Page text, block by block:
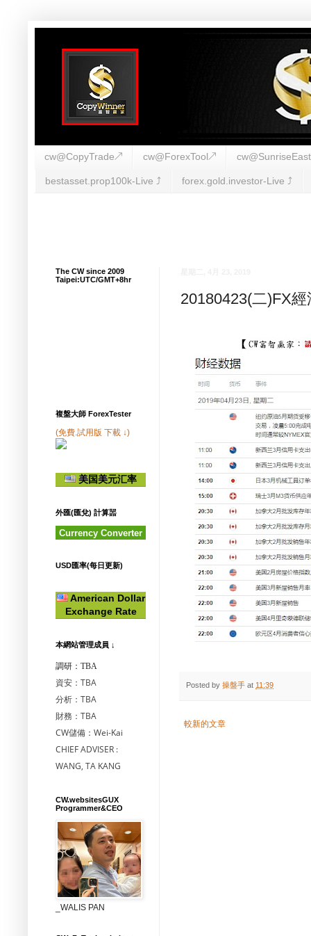
cw@CopyTrade↗ cw@ForexTool↗
bestasset.prop100k-Live ⤴︎ forex.gold.investor-Live ⤴︎
20180423(二)FX
Posted by 操盤手 at 11:39
較新的文章
The CW since 2009
Taipei:UTC/GMT+8hr
複盤大師 ForexTester
(免費.試用版 下載 ↓)
美国美元汇率
外匯(匯兌) 計算噐
Currency Converter
USD匯率(每日更新)
American Dollar
Exchange Rate
本網站管理成員 ↓
調研：TBA
資安：TBA
分析：TBA
財務：TBA
CW儲備：Wei-Kai
CHIEF ADVISER :
WANG, TA KANG
CW.websitesGUX
Programmer&CEO
_WALIS PAN